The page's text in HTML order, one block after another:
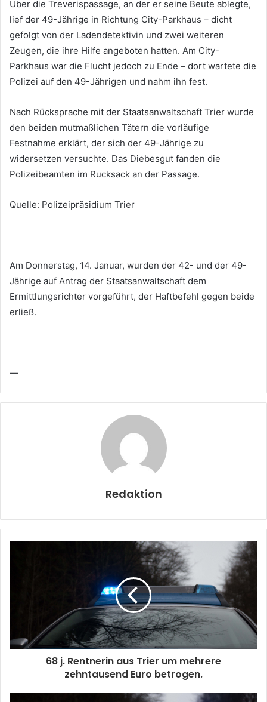
Über die Treverispassage, an der er seine Beute ablegte,
lief der 49-Jährige in Richtung City-Parkhaus – dicht
gefolgt von der Ladendetektivin und zwei weiteren
Zeugen, die ihre Hilfe angeboten hatten. Am City-
Parkhaus war die Flucht jedoch zu Ende – dort wartete die
Polizei auf den 49-Jährigen und nahm ihn fest.
Nach Rücksprache mit der Staatsanwaltschaft Trier wurde
den beiden mutmaßlichen Tätern die vorläufige
Festnahme erklärt, der sich der 49-Jährige zu
widersetzen versuchte. Das Diebesgut fanden die
Polizeibeamten im Rucksack an der Passage.
Quelle: Polizeipräsidium Trier
Am Donnerstag, 14. Januar, wurden der 42- und der 49-
Jährige auf Antrag der Staatsanwaltschaft dem
Ermittlungsrichter vorgeführt, der Haftbefehl gegen beide
erließ.
—
Redaktion
68 j. Rentnerin aus Trier um mehrere
zehntausend Euro betrogen.